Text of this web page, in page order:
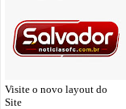
Visite o novo layout do
Site